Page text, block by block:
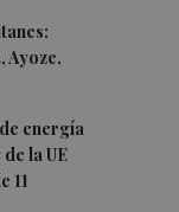
Ayoze,
energía
la UE
11